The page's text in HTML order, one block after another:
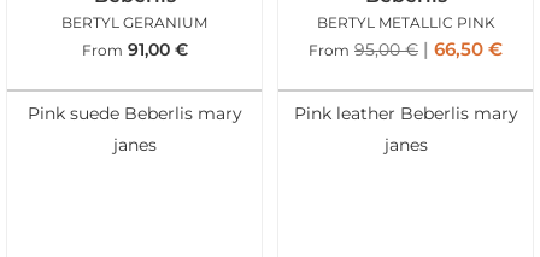
BERTYL GERANIUM
From 91,00 €
Pink suede Beberlis mary
janes
BERTYL METALLIC PINK
From 95,00€ 66,50 €
Pink leather Beberlis mary
janes